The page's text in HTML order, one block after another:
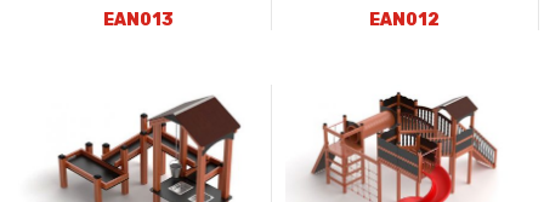
EAN013 EAN012